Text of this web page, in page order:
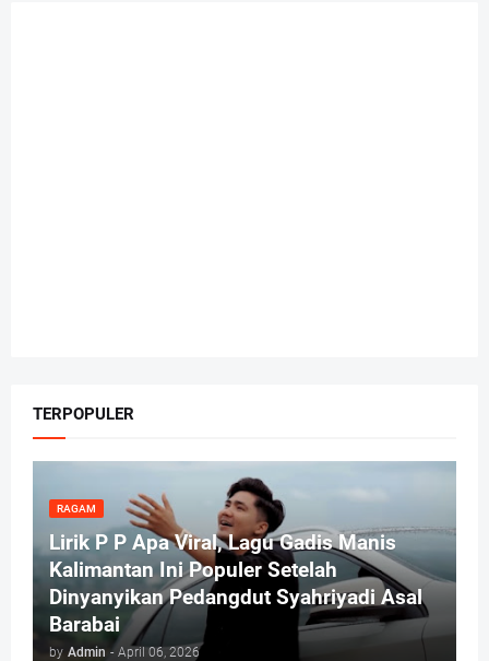
TERPOPULER
RAGAM
Lirik P P Apa Viral, Lagu Gadis Manis
Kalimantan Ini Populer Setelah
Dinyanyikan Pedangdut Syahriyadi Asal
Barabai
by Admin - April 06, 2026